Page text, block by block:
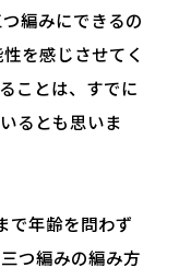
編みにできるの
を感じさせてく
ことは、すでに
るとも思いま
で年齢を問わず
つ編みの編み方